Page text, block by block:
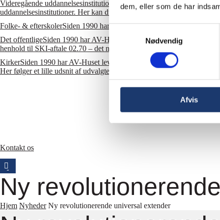
dem, eller som de har
Samtykkevalg
Nødvendig
Afvis
Videregående uddannelsesinstitutioner
AV-teknologi løfter skolers
uddannelsesinstitutioner. Her kan du se et lille udsnit af udvalgte cases.
Folke- & efterskolerSiden 1990 har AV-Huset leveret og installeret
Det offentligeSiden 1990 har AV-Huset leveret og installeret mange
henhold til SKI-aftale 02.70 – det nye dynamiske indkøbssystem for
KirkerSiden 1990 har AV-Huset leveret og installeret mange
Her følger et lille udsnit af udvalgte cases.
Kontakt os
Ny
Hjem Nyheder Ny revolutionerende universal extender